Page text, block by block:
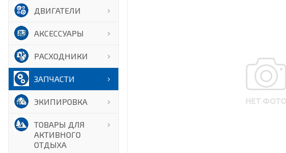
ДВИГАТЕЛИ
АКСЕССУАРЫ
РАСХОДНИКИ
ЗАПЧАСТИ
ЭКИПИРОВКА
ТОВАРЫ ДЛЯ
АКТИВНОГО
ОТДЫХА